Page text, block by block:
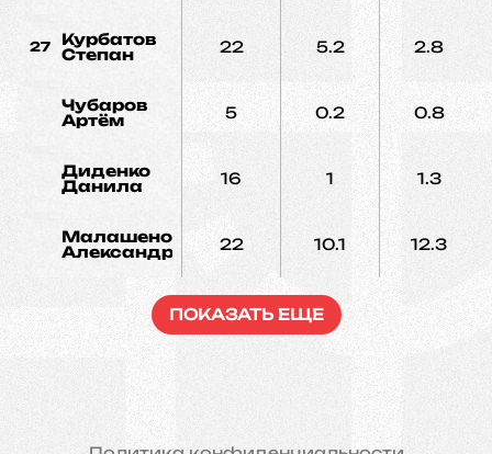
27
Курбатов
Степан
22 5.2 2.8
Чубаров
Артём
5 0.2 0.8
Диденко
Данила
16 1 1.3
Малашенок
Александр
22 10.1 12.3
ПОКАЗАТЬ ЕЩЕ